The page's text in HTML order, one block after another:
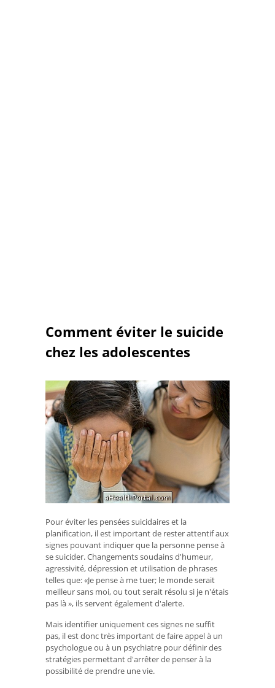
Comment éviter le suicide
chez les adolescentes
Pour éviter les pensées suicidaires et la
planification, il est important de rester attentif aux
signes pouvant indiquer que la personne pense à
se suicider. Changements soudains d'humeur,
agressivité, dépression et utilisation de phrases
telles que: «Je pense à me tuer; le monde serait
meilleur sans moi, ou tout serait résolu si je n'étais
pas là », ils servent également d'alerte.
Mais identifier uniquement ces signes ne suffit
pas, il est donc très important de faire appel à un
psychologue ou à un psychiatre pour définir des
stratégies permettant d'arrêter de penser à la
possibilité de prendre une vie.